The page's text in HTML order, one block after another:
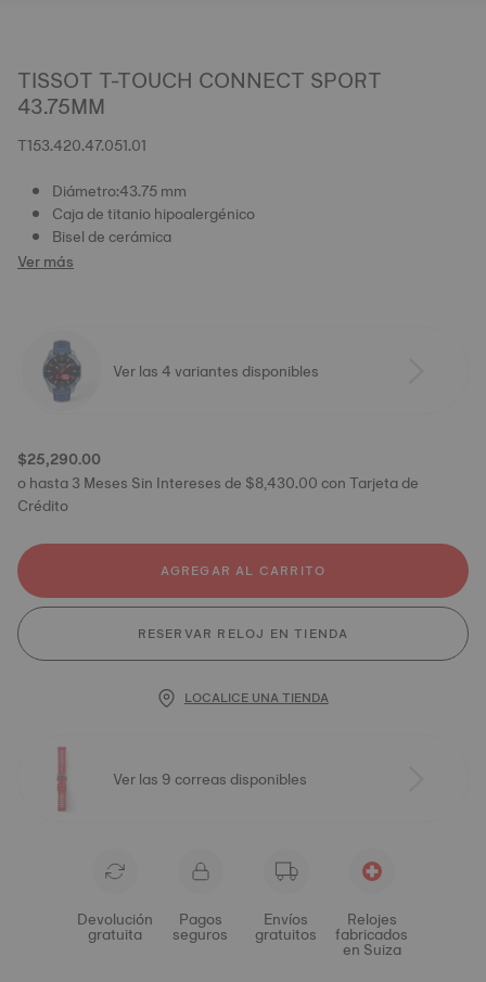
TISSOT T-TOUCH CONNECT SPORT
43.75MM
T153.420.47.051.01
Diámetro:43.75 mm
Caja de titanio hipoalergénico
Bisel de cerámica
Ver más
Ver las 4 variantes disponibles
$25,290.00
o hasta 3 Meses Sin Intereses de $8,430.00 con Tarjeta de
Crédito
AGREGAR AL CARRITO
RESERVAR RELOJ EN TIENDA
LOCALICE UNA TIENDA
Ver las 9 correas disponibles
Devolución
gratuita
Pagos
seguros
Envíos
gratuitos
Relojes
fabricados
en Suiza